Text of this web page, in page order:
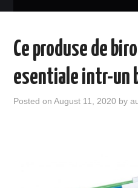
Ce produse de
esentiale intr-un
Posted onAugust 11, 2020 by